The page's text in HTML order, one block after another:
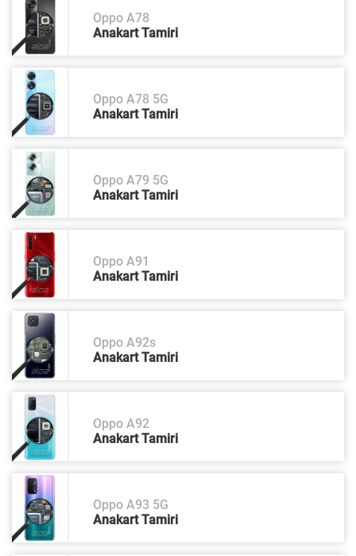
Oppo A78
Anakart Tamiri
Oppo A78 5G
Anakart Tamiri
Oppo A79 5G
Anakart Tamiri
Oppo A91
Anakart Tamiri
Oppo A92s
Anakart Tamiri
Oppo A92
Anakart Tamiri
Oppo A93 5G
Anakart Tamiri